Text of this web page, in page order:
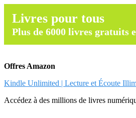
Livres pour tous
Plus de 6000 livres gratuits
Offres Amazon
Kindle Unlimited | Lecture et Écoute
Accédez à des millions de livres